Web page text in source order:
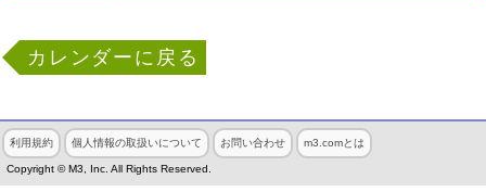
カレンダーに戻る
利用規約 個人情報の取扱いについて お問い合わせ m3.comとは
Copyright © M3, Inc. All Rights Reserved.